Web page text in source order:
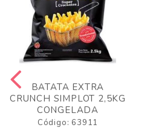
BATATA EXTRA
CRUNCH SIMPLOT 2,5KG
CONGELADA
Código: 63911